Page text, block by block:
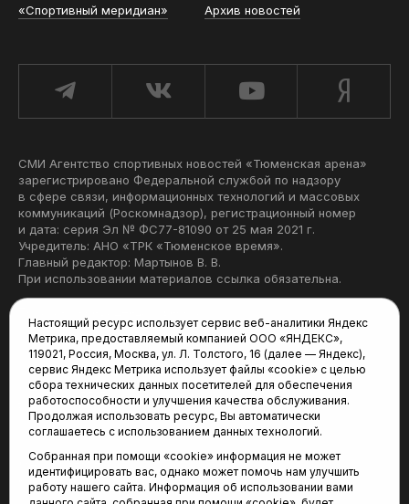
«Спортивный меридиан»
Архив новостей
СМИ Агентство спортивных новостей «Тюменская арена»
зарегистрировано Федеральной службой по надзору
в сфере связи, информационных технологий и массовых
коммуникаций (Роскомнадзор), регистрационный номер
и дата: серия Эл № ФС77-81090 от 25 мая 2021 г.
Учредитель: АНО «ТРК «Тюменское время».
Главный редактор: Мартынов В. В.
При использовании материалов ссылка обязательна.
Редакция:
625035, Тюмень, пр. Геологоразведчиков, 28А
(3452) 68-22-28
tum-arena@mail.ru
Отдел продаж:
(3452) 68-89-78
kotovaev@sibinformburo.ru
Настоящий ресурс использует сервис веб-аналитики Яндекс
Метрика, предоставляемый компанией ООО «ЯНДЕКС»,
119021, Россия, Москва, ул. Л. Толстого, 16 (далее — Яндекс),
сервис Яндекс Метрика использует файлы «cookie» с целью
сбора технических данных посетителей для обеспечения
работоспособности и улучшения качества обслуживания.
Продолжая использовать ресурс, Вы автоматически
соглашаетесь с использованием данных технологий.
Собранная при помощи «cookie» информация не может
идентифицировать вас, однако может помочь нам улучшить
работу нашего сайта. Информация об использовании вами